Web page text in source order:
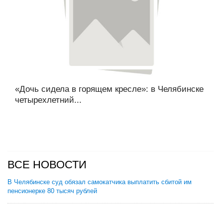
«Дочь сидела в горящем кресле»: в Челябинске
четырехлетний...
ВСЕ НОВОСТИ
В Челябинске суд обязал самокатчика выплатить сбитой им
пенсионерке 80 тысяч рублей